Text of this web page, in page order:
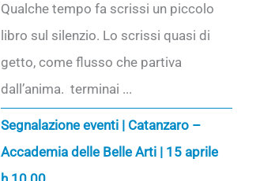
Qualche tempo fa scrissi un piccolo
libro sul silenzio. Lo scrissi quasi di
getto, come flusso che partiva
dall’anima. terminai ...
Segnalazione eventi | Catanzaro –
Accademia delle Belle Arti | 15 aprile